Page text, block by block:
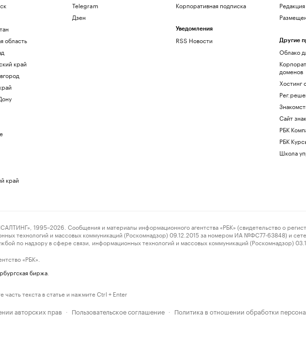
область
край
край
Telegram
Дзен
Корпоративная подписка
Уведомления
RSS Новости
Редакция
Другие
Облако
доменов
Хостинг
Сайт
РБК
РБК
Школа
1995–2026. Сообщения и материалы информационного агентства «РБК» (свидетельство о
технологий и массовых коммуникаций (Роскомнадзор) 09.12.2015 за номером ИА №ФС77-63848) и
по надзору в сфере связи, информационных технологий и массовых коммуникаций (Роскомнадзор)
«РБК».
биржа
текста в статье и нажмите Ctrl + Enter
авторских прав · Пользовательское соглашение · Политика в отношении обработки